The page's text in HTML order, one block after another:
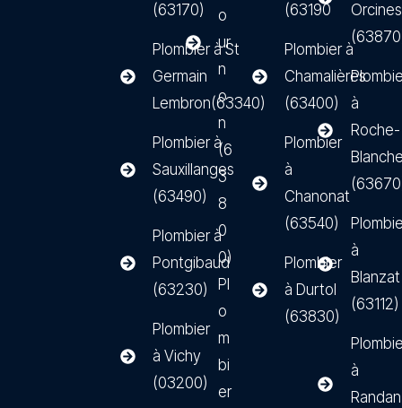
(63170)
Plombier à St
Germain
Lembron(63340)
Plombier à
Sauxillanges
(63490)
Plombier à
Pontgibaud
(63230)
Plombier
à Vichy
(03200)
o
ur
n
o
n
(6
3
8
0
0)
Pl
o
m
bi
er
(63190
Plombier à
Chamalières
(63400)
Plombier
à
Chanonat
(63540)
Plombier
à Durtol
(63830)
Orcines
à
Roche-
à
Blanzat
(63112)
à
Randan